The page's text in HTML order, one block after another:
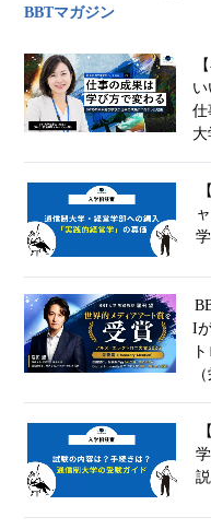
BBTマガジン
い
仕
I
説